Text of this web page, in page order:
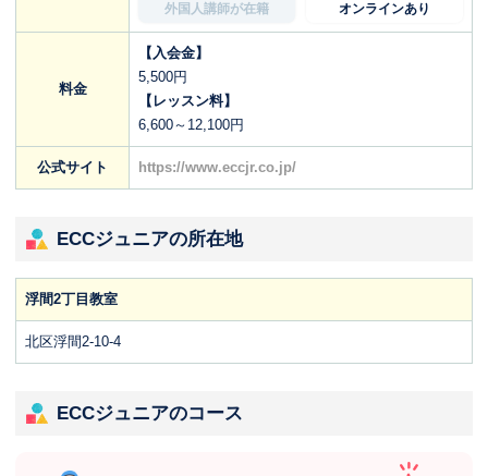
外国人講師が在籍 オンラインあり
料金
【入会金】
5,500円
【レッスン料】
6,600～12,100円
公式サイト https://www.eccjr.co.jp/
ECCジュニアの所在地
浮間2丁目教室
北区浮間2-10-4
ECCジュニアのコース